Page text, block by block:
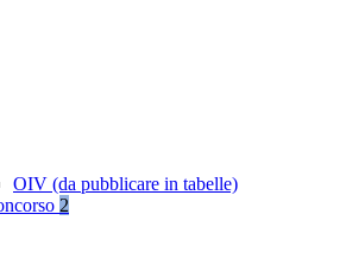
OIV (da pubblicare in tabelle)
2